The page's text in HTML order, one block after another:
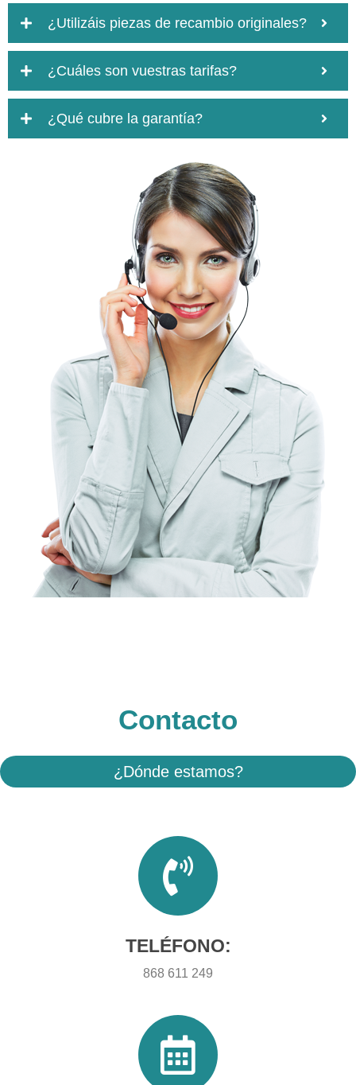
¿Utilizáis piezas de recambio originales?
¿Cuáles son vuestras tarifas?
¿Qué cubre la garantía?
Contacto
¿Dónde estamos?
TELÉFONO:
868 611 249